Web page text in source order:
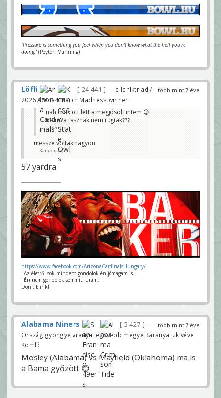
“Pressure is something you feel when you don't know what the hell you're
doing.”(Peyton Manning)
több mint 7 éve
Löfli 24 441
— ellenIktriad /
2026 Arena4 March Madness winner
nah csak ott lett a megjósolt intem 😊
de mi a fasznak nem rúgtak???
Szesze
messze voltak nagyon
Kampman
57 yardra
https://www.facebook.com/ArizonaCardinalsHungary/
"Az életről sok mindent gondolok én jómagam is."
"Én nem gondolok semmit, uram."
Don't blink!
több mint 7 éve
Alabama Niners 5 427
—
Ország gyöngye aranya legszebb megye Baranya....kivéve
Komló
Mosley (Alabama) vs Mayfield (Oklahoma) ma is
a Bama győzött 😊